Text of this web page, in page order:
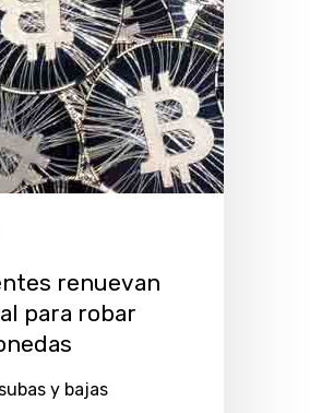
renuevan
para robar
y bajas